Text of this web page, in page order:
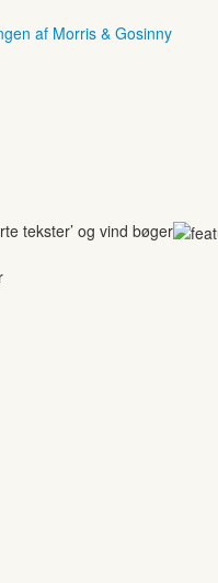
af Morris & Gosinny
tekster’ og vind bøger